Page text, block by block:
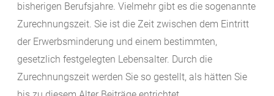
bisherigen Berufsjahre. Vielmehr gibt es die sogenannte
Zurechnungszeit. Sie ist die Zeit zwischen dem Eintritt
der Erwerbsminderung und einem bestimmten,
gesetzlich festgelegten Lebensalter. Durch die
Zurechnungszeit werden Sie so gestellt, als hätten Sie